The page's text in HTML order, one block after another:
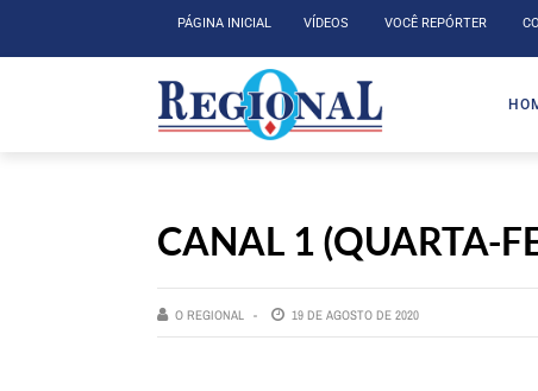
PÁGINA INICIAL VÍDEOS VOCÊ REPÓRTER
CANAL 1 (QUARTA-
O REGIONAL 19 DE AGOSTO DE 2020